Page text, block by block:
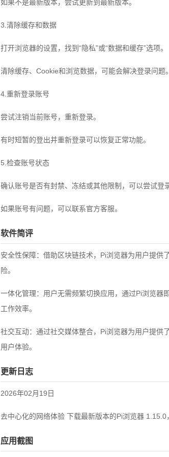
如果不是最新版本，尝试更新到最新版本。
3.清除缓存和数据
打开浏览器的设置，找到“隐私”或“数据和缓存”选项。
清除缓存、Cookie和浏览数据，可能会解决登录问题。
4.重新登录账号
尝试注销当前账号，重新登录。
有时短暂的登出并重新登录可以恢复正常功能。
5.检查账号状态
确认账号是否有封禁、冻结或其他限制，可以尝试登
如果账号有问题，可以联系官方客服。
软件简评
安全性保障：借助区块链技术，Pi浏览器为用户提供
险。
一体化管理：用户无需频繁切换应用，通过Pi浏览器
工作效率。
社交互动：通过社交媒体整合，Pi浏览器为用户提供
用户体验。
更新日志
2026年02月19日
去中心化的网络体验 下载最新版本的Pi浏览器
应用截图